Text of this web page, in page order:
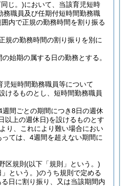
じ。)において、当該育児短時
職員及び任期付短時間勤務職
内で正規の勤務時間を割り振る
規の勤務時間の割り振りを別に
始期の属する日の勤務とする。
児短時間勤務職員等について
けるものとし、短時間勤務職員
間ごとの期間につき8日の週休
以上の週休日)を設けるものとす
り、これにより難い場合におい
ては、4週間を超えない期間に
区規則 (以下「規則」という。)
という。)のうち規則で定める
日に割り振り、又は当該期間内